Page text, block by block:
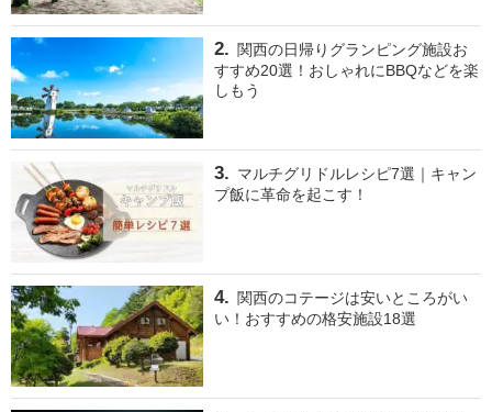
関西の日帰りグランピング施設お
すすめ20選！おしゃれにBBQなどを楽
しもう
マルチグリドルレシピ7選｜キャン
プ飯に革命を起こす！
関西のコテージは安いところがい
い！おすすめの格安施設18選